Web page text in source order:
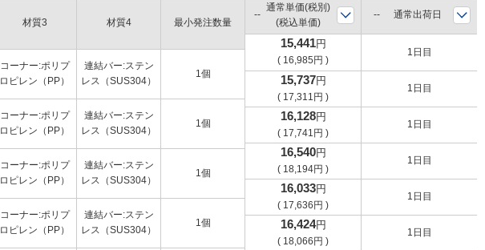
材質3 材質4 最小発注数量
コーナー:ポリプ
ロピレン（PP）
連結バー:ステン
レス（SUS304）
1個
コーナー:ポリプ
ロピレン（PP）
連結バー:ステン
レス（SUS304）
1個
コーナー:ポリプ
ロピレン（PP）
連結バー:ステン
レス（SUS304）
1個
コーナー:ポリプ
ロピレン（PP）
連結バー:ステン
レス（SUS304）
1個
通常単価(税別)
(税込単価)
通常出荷日
15,441円
( 16,985円 )
1日目
15,737円
( 17,311 円 )
1日目
16,128円
( 17,741 円 )
1日目
16,540円
( 18,194円 )
1日目
16,033円
( 17,636円 )
1日目
16,424円
( 18,066円 )
1日目